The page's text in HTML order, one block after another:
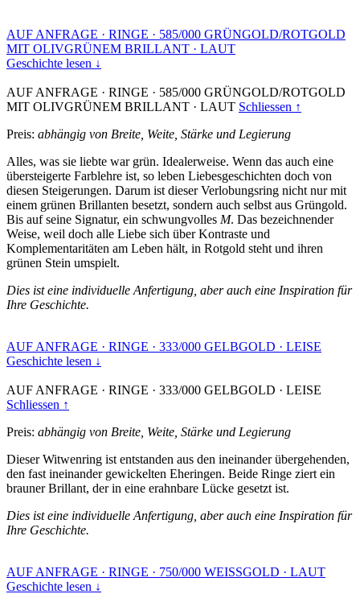
AUF ANFRAGE · RINGE · 585/000 GRÜNGOLD/ROTGOLD
MIT OLIVGRÜNEM BRILLANT · LAUT
Geschichte lesen ↓
AUF ANFRAGE · RINGE · 585/000 GRÜNGOLD/ROTGOLD
MIT OLIVGRÜNEM BRILLANT · LAUT Schliessen ↑
Preis: abhängig von Breite, Weite, Stärke und Legierung
Alles, was sie liebte war grün. Idealerweise. Wenn das auch eine
übersteigerte Farblehre ist, so leben Liebesgeschichten doch von
diesen Steigerungen. Darum ist dieser Verlobungsring nicht nur mit
einem grünen Brillanten besetzt, sondern auch selbst aus Grüngold.
Bis auf seine Signatur, ein schwungvolles M. Das bezeichnender
Weise, weil doch alle Liebe sich über Kontraste und
Komplementaritäten am Leben hält, in Rotgold steht und ihren
grünen Stein umspielt.
Dies ist eine individuelle Anfertigung, aber auch eine Inspiration für
Ihre Geschichte.
AUF ANFRAGE · RINGE · 333/000 GELBGOLD · LEISE
Geschichte lesen ↓
AUF ANFRAGE · RINGE · 333/000 GELBGOLD · LEISE
Schliessen ↑
Preis: abhängig von Breite, Weite, Stärke und Legierung
Dieser Witwenring ist entstanden aus den ineinander übergehenden,
den fast ineinander gewickelten Eheringen. Beide Ringe ziert ein
brauner Brillant, der in eine erahnbare Lücke gesetzt ist.
Dies ist eine individuelle Anfertigung, aber auch eine Inspiration für
Ihre Geschichte.
AUF ANFRAGE · RINGE · 750/000 WEISSGOLD · LAUT
Geschichte lesen ↓